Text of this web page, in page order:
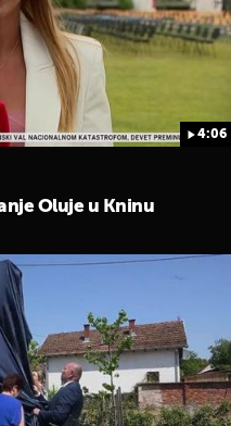
4:06
Oluje u Kninu